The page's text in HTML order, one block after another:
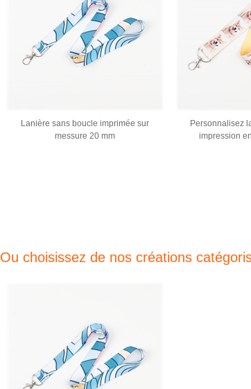
Lanière sans boucle imprimée sur
messure 20 mm
Personnalisez
impression
Ou choisissez de nos créations